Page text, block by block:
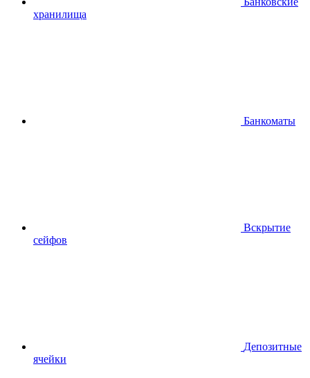
хранилища
Банкоматы
Вскрытие
сейфов
Депозитные
ячейки